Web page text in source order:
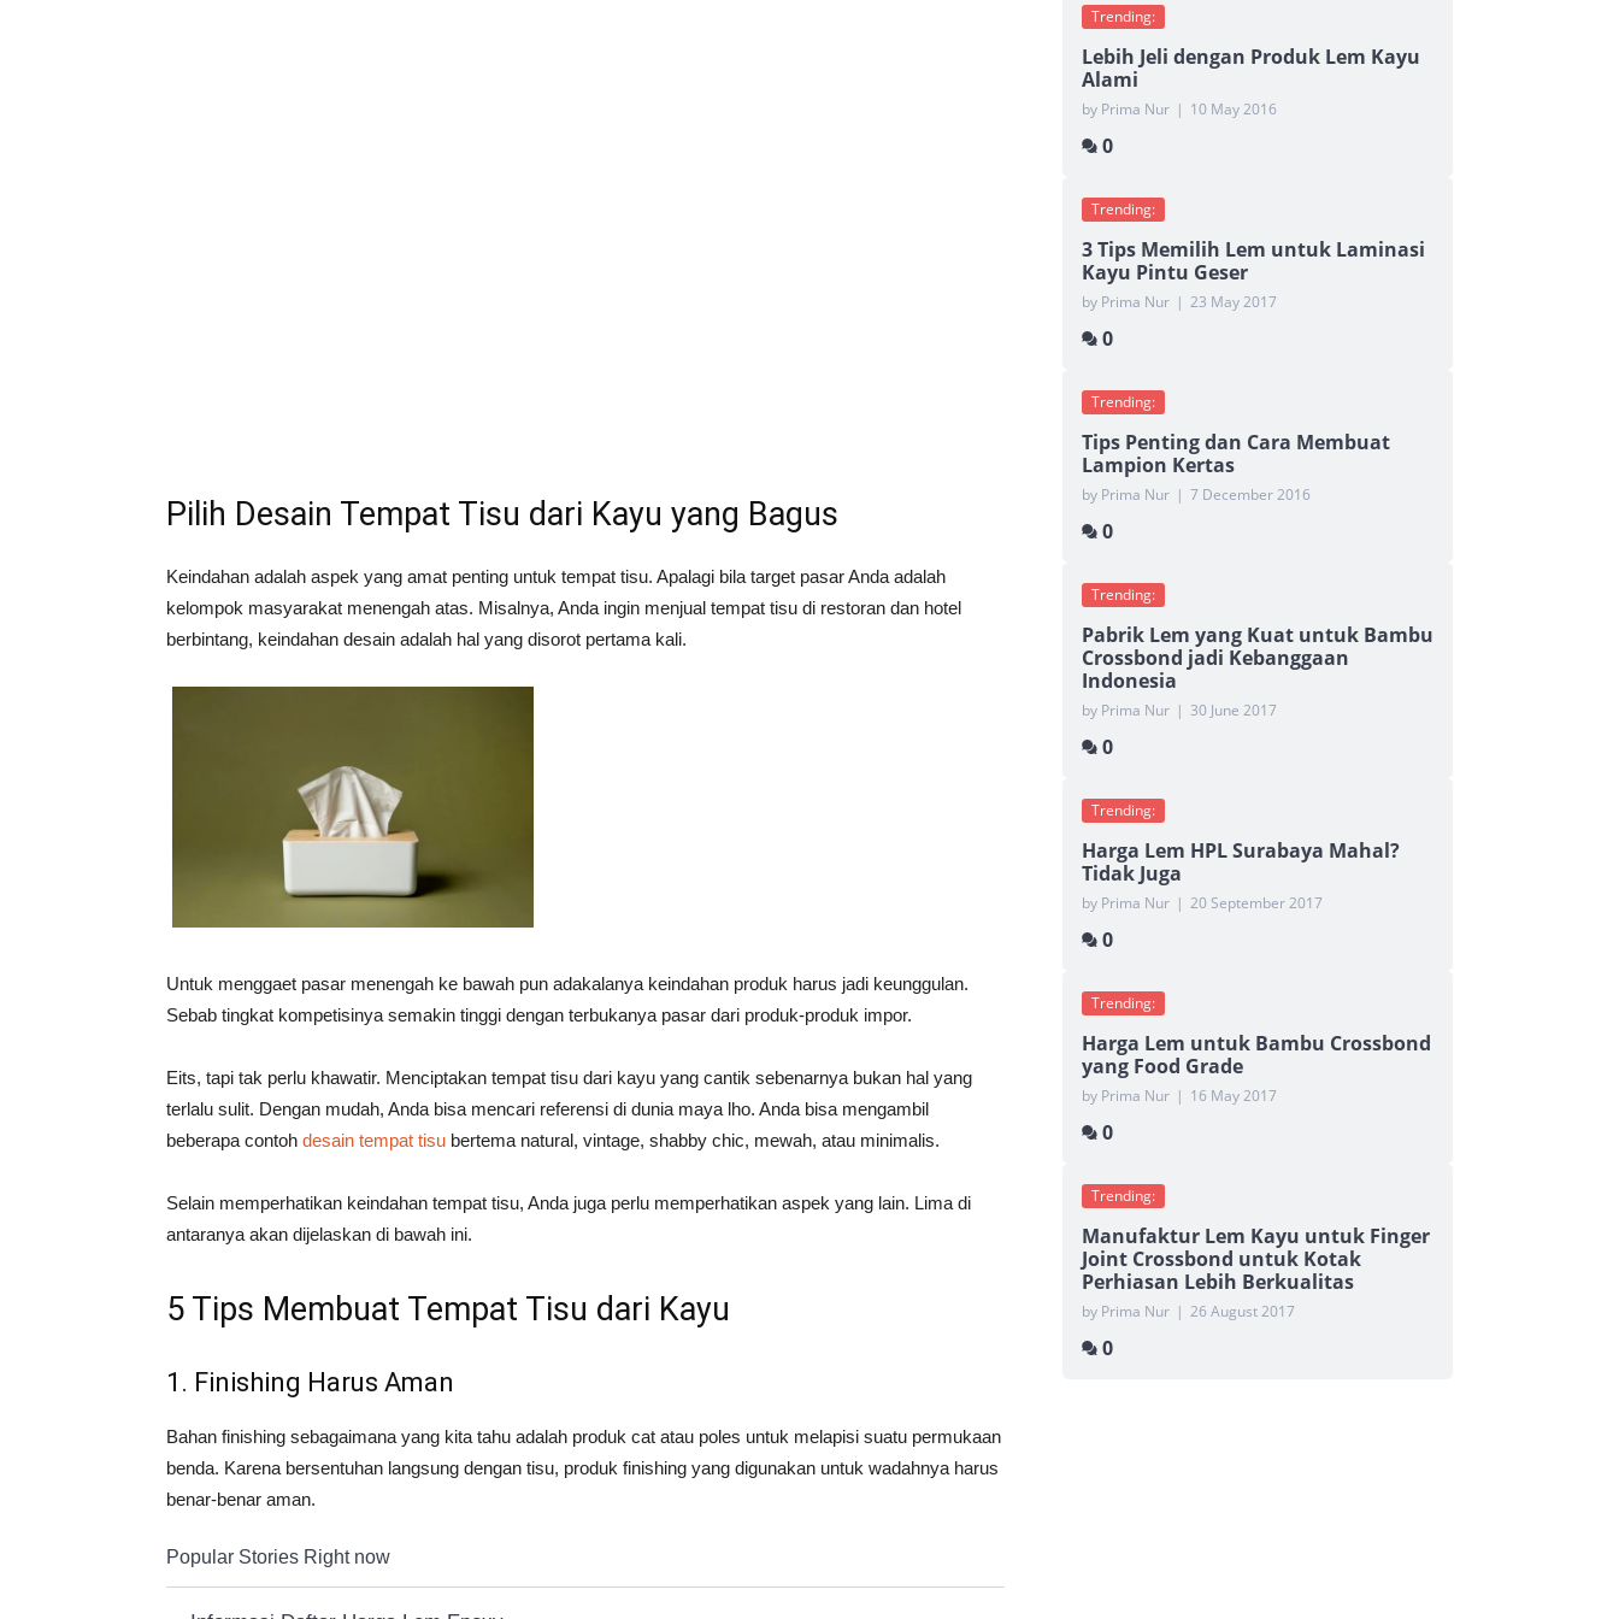
Pilih Desain Tempat Tisu dari Kayu yang Bagus
Keindahan adalah aspek yang amat penting untuk tempat tisu. Apalagi bila target pasar Anda adalah
kelompok masyarakat menengah atas. Misalnya, Anda ingin menjual tempat tisu di restoran dan hotel
berbintang, keindahan desain adalah hal yang disorot pertama kali.
Untuk menggaet pasar menengah ke bawah pun adakalanya keindahan produk harus jadi keunggulan.
Sebab tingkat kompetisinya semakin tinggi dengan terbukanya pasar dari produk-produk impor.
Eits, tapi tak perlu khawatir. Menciptakan tempat tisu dari kayu yang cantik sebenarnya bukan hal yang
terlalu sulit. Dengan mudah, Anda bisa mencari referensi di dunia maya lho. Anda bisa mengambil
beberapa contoh desain tempat tisu bertema natural, vintage, shabby chic, mewah, atau minimalis.
Selain memperhatikan keindahan tempat tisu, Anda juga perlu memperhatikan aspek yang lain. Lima di
antaranya akan dijelaskan di bawah ini.
5 Tips Membuat Tempat Tisu dari Kayu
1. Finishing Harus Aman
Bahan finishing sebagaimana yang kita tahu adalah produk cat atau poles untuk melapisi suatu permukaan
benda. Karena bersentuhan langsung dengan tisu, produk finishing yang digunakan untuk wadahnya harus
benar-benar aman.
Popular Stories Right now
Trending:
Lebih Jeli dengan Produk Lem Kayu
Alami
by Prima Nur | 10 May 2016
0
Trending:
3 Tips Memilih Lem untuk Laminasi
Kayu Pintu Geser
by Prima Nur | 23 May 2017
0
Trending:
Tips Penting dan Cara Membuat
Lampion Kertas
by Prima Nur | 7 December 2016
0
Trending:
Pabrik Lem yang Kuat untuk Bambu
Crossbond jadi Kebanggaan
Indonesia
by Prima Nur | 30 June 2017
0
Trending:
Harga Lem HPL Surabaya Mahal?
Tidak Juga
by Prima Nur | 20 September 2017
0
Trending:
Harga Lem untuk Bambu Crossbond
yang Food Grade
by Prima Nur | 16 May 2017
0
Trending:
Manufaktur Lem Kayu untuk Finger
Joint Crossbond untuk Kotak
Perhiasan Lebih Berkualitas
by Prima Nur | 26 August 2017
0